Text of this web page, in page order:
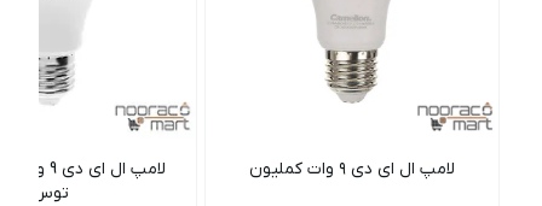
لامپ ال ای دی ۹ وات کملیون
لامپ ال ای
توس